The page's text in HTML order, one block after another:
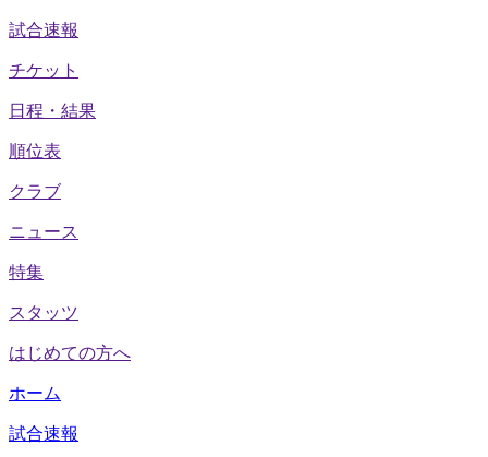
試合速報
チケット
日程・結果
順位表
クラブ
ニュース
特集
スタッツ
はじめての方へ
ホーム
試合速報